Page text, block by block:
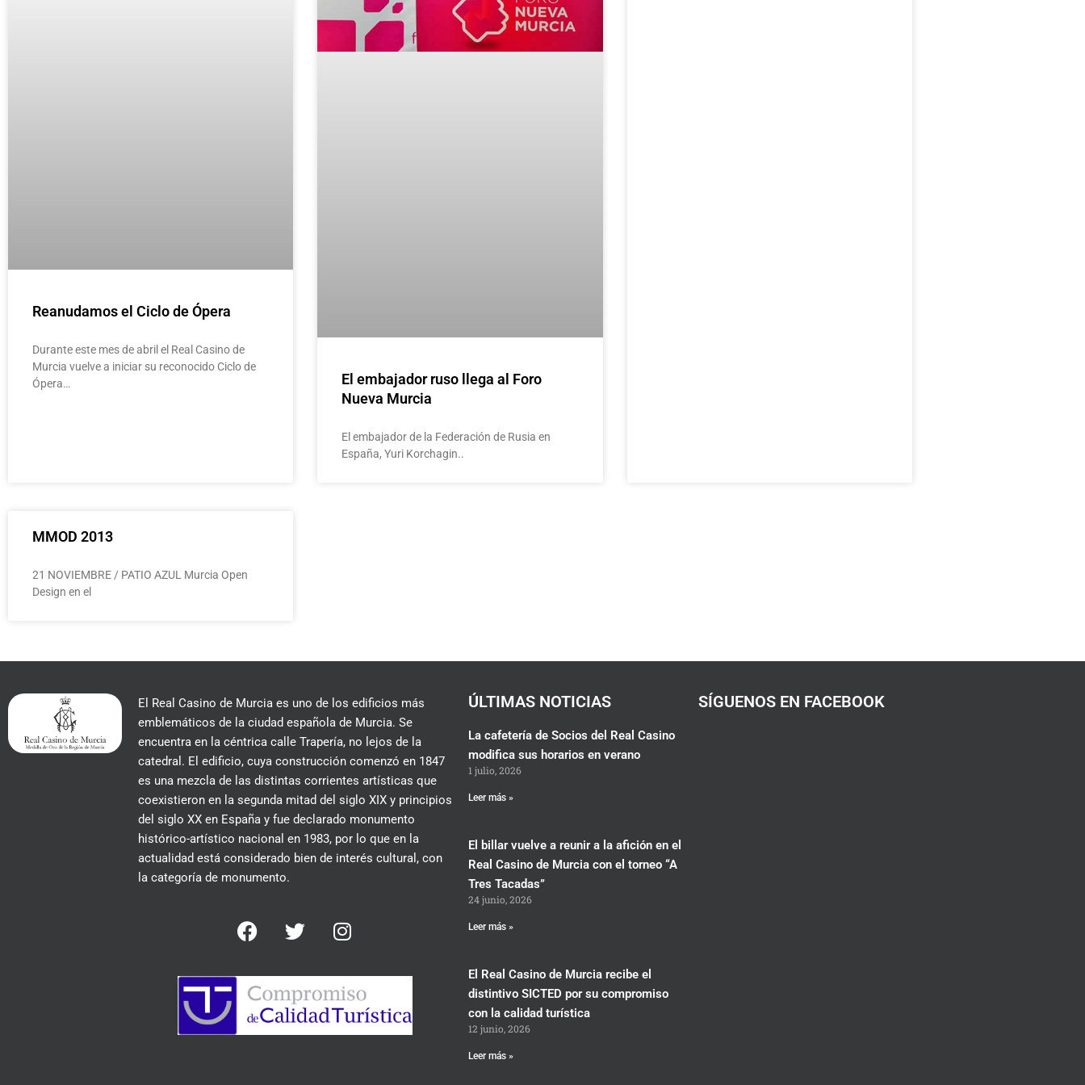
Reanudamos el Ciclo de Ópera
Durante este mes de abril el Real Casino de
Murcia vuelve a iniciar su reconocido Ciclo de
Ópera…
El embajador ruso llega al Foro
Nueva Murcia
El embajador de la Federación de Rusia en
España, Yuri Korchagin..
MMOD 2013
21 NOVIEMBRE / PATIO AZUL Murcia Open
Design en el
El Real Casino de Murcia es uno de los edificios más
emblemáticos de la ciudad española de Murcia. Se
encuentra en la céntrica calle Trapería, no lejos de la
catedral. El edificio, cuya construcción comenzó en 1847
es una mezcla de las distintas corrientes artísticas que
coexistieron en la segunda mitad del siglo XIX y principios
del siglo XX en España y fue declarado monumento
histórico-artístico nacional en 1983, por lo que en la
actualidad está considerado bien de interés cultural, con
la categoría de monumento.
F
a
e
b
o
o
T
w
t
t
e
r
I
n
t
a
g
r
ÚLTIMAS NOTICIAS
La cafetería de Socios del Real Casino
modifica sus horarios en verano
1 julio, 2026
Leer más »
El billar vuelve a reunir a la afición en el
Real Casino de Murcia con el torneo “A
Tres Tacadas”
24 junio, 2026
Leer más »
El Real Casino de Murcia recibe el
distintivo SICTED por su compromiso
con la calidad turística
12 junio, 2026
Leer más »
SÍGUENOS EN FACEBOOK